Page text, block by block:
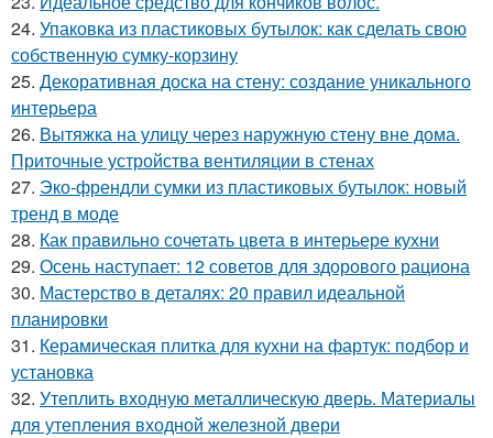
24. Упаковка из пластиковых бутылок: как сделать свою
собственную сумку-корзину
25. Декоративная доска на стену: создание уникального
интерьера
26. Вытяжка на улицу через наружную стену вне дома.
Приточные устройства вентиляции в стенах
27. Эко-френдли сумки из пластиковых бутылок: новый
тренд в моде
28. Как правильно сочетать цвета в интерьере кухни
29. Осень наступает: 12 советов для здорового рациона
30. Мастерство в деталях: 20 правил идеальной
планировки
31. Керамическая плитка для кухни на фартук: подбор и
установка
32. Утеплить входную металлическую дверь. Материалы
для утепления входной железной двери